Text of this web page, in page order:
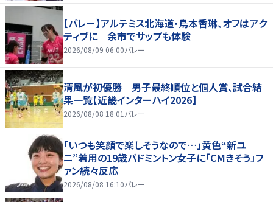
【バレー】アルテミス北海道・鳥本香琳、オフはアク
ティブに 余市でサップも体験
2026/08/09 06:00バレー
清風が初優勝 男子最終順位と個人賞、試合結
果一覧【近畿インターハイ2026】
2026/08/08 18:01 バレー
「いつも笑顔で楽しそうなので…」黄色“新ユ
ニ”着用の19歳バドミントン女子に「CMきそう」フ
ァン続々反応
2026/08/08 16:10バレー